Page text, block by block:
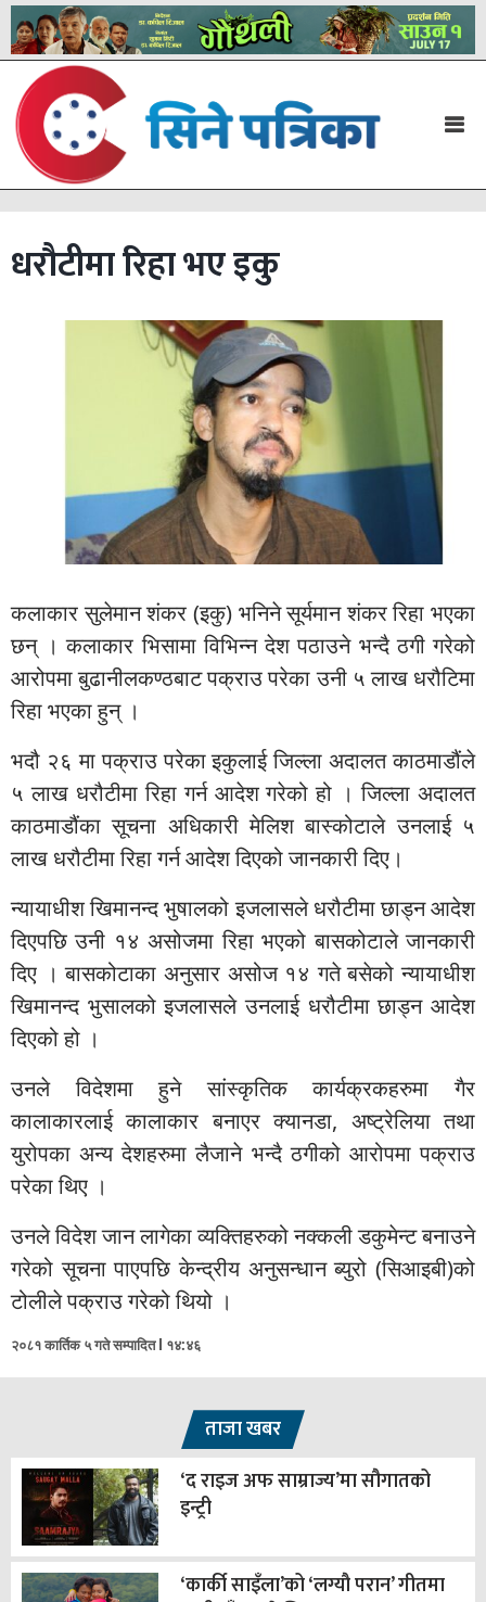
धरौटीमा रिहा भए इकु
कलाकार सुलेमान शंकर (इकु) भनिने सूर्यमान शंकर रिहा भएका
छन् । कलाकार भिसामा विभिन्न देश पठाउने भन्दै ठगी गरेको
आरोपमा बुढानीलकण्ठबाट पक्राउ परेका उनी ५ लाख धरौटिमा
रिहा भएका हुन् ।
भदौ २६ मा पक्राउ परेका इकुलाई जिल्ला अदालत काठमाडौंले
५ लाख धरौटीमा रिहा गर्न आदेश गरेको हो । जिल्ला अदालत
काठमाडौंका सूचना अधिकारी मेलिश बास्कोटाले उनलाई ५
लाख धरौटीमा रिहा गर्न आदेश दिएको जानकारी दिए।
न्यायाधीश खिमानन्द भुषालको इजलासले धरौटीमा छाड्न आदेश
दिएपछि उनी १४ असोजमा रिहा भएको बासकोटाले जानकारी
दिए । बासकोटाका अनुसार असोज १४ गते बसेको न्यायाधीश
खिमानन्‍द भुसालको इजलासले उनलाई धरौटीमा छाड्न आदेश
दिएको हो ।
उनले विदेशमा हुने सांस्कृतिक कार्यक्रकहरुमा गैर
कालाकारलाई कालाकार बनाएर क्यानडा, अष्ट्रेलिया तथा
युरोपका अन्य देशहरुमा लैजाने भन्दै ठगीको आरोपमा पक्राउ
परेका थिए ।
उनले विदेश जान लागेका व्यक्तिहरुको नक्कली डकुमेन्ट बनाउने
गरेको सूचना पाएपछि केन्द्रीय अनुसन्धान ब्युरो (सिआइबी)को
टोलीले पक्राउ गरेको थियो ।
२०८१ कार्तिक ५ गते सम्पादित l १४:४६
ताजा खबर
‘द राइज अफ साम्राज्य’मा सौगातको
इन्ट्री
‘कार्की साइँला’को ‘लग्यौ परान’ गीतमा